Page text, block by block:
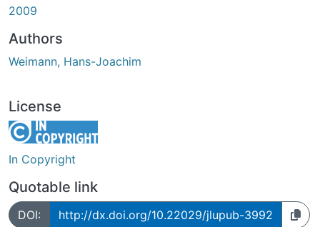
2009
Authors
Weimann, Hans-Joachim
License
In Copyright
Quotable link
DOI: http://dx.doi.org/10.22029/jlupub-3992